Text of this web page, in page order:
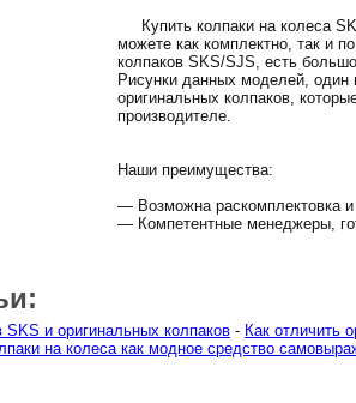
Купить колпаки на колеса
можете как комплектно, так и
колпаков SKS/SJS, есть
Рисунки данных моделей, один
оригинальных колпаков,
производителе.
Наши преимущества:
— Возможна раскомплектовка
— Компетентные менеджеры,
и оригинальных колпаков - Как отличить
на колеса как модное средство